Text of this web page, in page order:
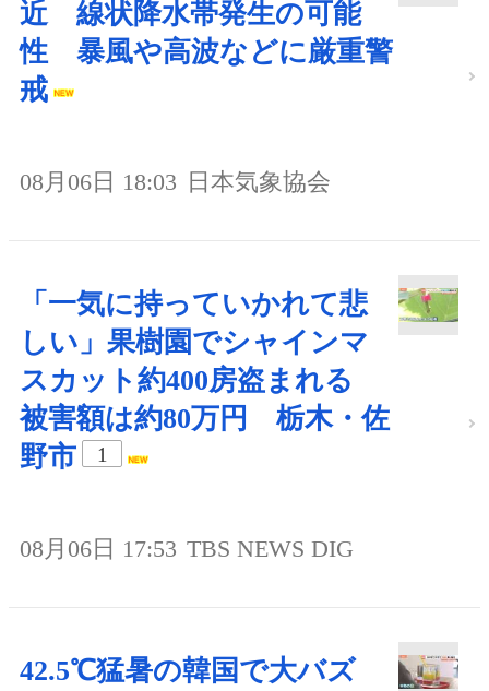
近 線状降水帯発生の可能
性 暴風や高波などに厳重警
戒
08月06日 18:03 日本気象協会
「一気に持っていかれて悲
しい」果樹園でシャインマ
スカット約400房盗まれる
被害額は約80万円 栃木・佐
野市
1
08月06日 17:53 TBS NEWS DIG
42.5℃猛暑の韓国で大バズ